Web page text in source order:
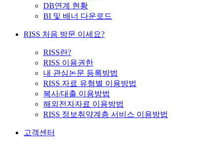
DB연계 현황
BI 및 배너 다운로드
RISS 처음 방문 이세요?
RISS란?
RISS 이용권한
내 관심논문 등록방법
RISS 자료 유형별 이용방법
복사/대출 이용방법
해외전자자료 이용방법
RISS 정보취약계층 서비스 이용방법
고객센터